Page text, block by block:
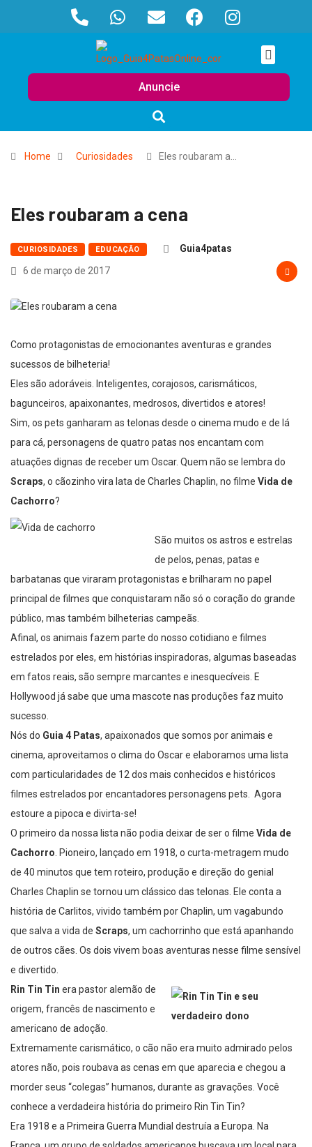
Anuncie
Home Curiosidades Eles roubaram a…
Eles roubaram a cena
CURIOSIDADES EDUCAÇÃO
Guia4patas
6 de março de 2017
Como protagonistas de emocionantes aventuras e grandes
sucessos de bilheteria!
Eles são adoráveis. Inteligentes, corajosos, carismáticos,
bagunceiros, apaixonantes, medrosos, divertidos e atores!
Sim, os pets ganharam as telonas desde o cinema mudo e de lá
para cá, personagens de quatro patas nos encantam com
atuações dignas de receber um Oscar. Quem não se lembra do
Scraps, o cãozinho vira lata de Charles Chaplin, no filme Vida de
Cachorro?
São muitos os astros e estrelas
de pelos, penas, patas e
barbatanas que viraram protagonistas e brilharam no papel
principal de filmes que conquistaram não só o coração do grande
público, mas também bilheterias campeãs.
Afinal, os animais fazem parte do nosso cotidiano e filmes
estrelados por eles, em histórias inspiradoras, algumas baseadas
em fatos reais, são sempre marcantes e inesquecíveis. E
Hollywood já sabe que uma mascote nas produções faz muito
sucesso.
Nós do Guia 4 Patas, apaixonados que somos por animais e
cinema, aproveitamos o clima do Oscar e elaboramos uma lista
com particularidades de 12 dos mais conhecidos e históricos
filmes estrelados por encantadores personagens pets. Agora
estoure a pipoca e divirta-se!
O primeiro da nossa lista não podia deixar de ser o filme Vida de
Cachorro. Pioneiro, lançado em 1918, o curta-metragem mudo
de 40 minutos que tem roteiro, produção e direção do genial
Charles Chaplin se tornou um clássico das telonas. Ele conta a
história de Carlitos, vivido também por Chaplin, um vagabundo
que salva a vida de Scraps, um cachorrinho que está apanhando
de outros cães. Os dois vivem boas aventuras nesse filme sensível
e divertido.
Rin Tin Tin era pastor alemão de
origem, francês de nascimento e
americano de adoção.
Extremamente carismático, o cão não era muito admirado pelos
atores não, pois roubava as cenas em que aparecia e chegou a
morder seus “colegas” humanos, durante as gravações. Você
conhece a verdadeira história do primeiro Rin Tin Tin?
Era 1918 e a Primeira Guerra Mundial destruía a Europa. Na